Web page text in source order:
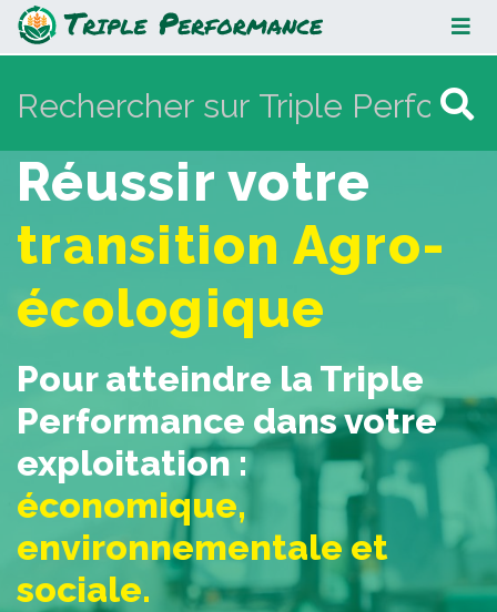
Triple Performance
Aller à :navigation ,rechercher
Réussir votre
transition Agro-
écologique
Pour atteindre la Triple
Performance dans votre
exploitation :
économique,
environnementale et
sociale.